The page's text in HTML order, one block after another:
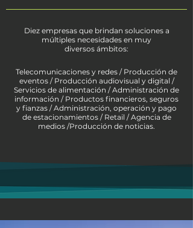
Diez empresas que brindan soluciones a
múltiples necesidades en muy
diversos ámbitos:
Telecomunicaciones y redes / Producción de
eventos / Producción audiovisual y digital /
Servicios de alimentación / Administración de
información / Productos financieros, seguros
y fianzas / Administración, operación y pago
de estacionamientos / Retail / Agencia de
medios /Producción de noticias.